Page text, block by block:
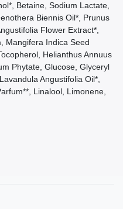
Betaine, Sodium Lactate,
Biennis Oil*, Prunus
Flower Extract*,
Mangifera Indica Seed
Helianthus Annuus
Phytate, Glucose, Glyceryl
Angustifolia Oil*,
Linalool, Limonene,